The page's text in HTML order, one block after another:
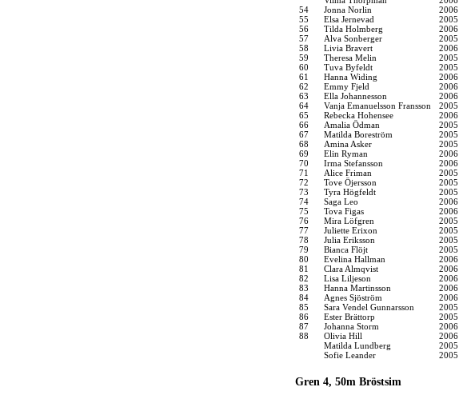
54
Jonna Norlin 2006
55
Elsa Jernevad 2005
56
Tilda Holmberg 2006
57
Alva Sonberger 2005
58
Livia Bravert 2006
59
Theresa Melin 2005
60
Tuva Byfeldt 2005
61
Hanna Widing 2006
62
Emmy Fjeld 2006
63
Ella Johannesson 2006
64
Vanja Emanuelsson Fransson 2005
65
Rebecka Hohensee 2006
66
Amalia Ödman 2005
67
Matilda Boreström 2005
68
Amina Asker 2005
69
Elin Ryman 2006
70
Irma Stefansson 2006
71
Alice Friman 2005
72
Tove Öjersson 2005
73
Tyra Högfeldt 2005
74
Saga Leo 2006
75
Tova Figas 2006
76
Mira Löfgren 2005
77
Juliette Erixon 2005
78
Julia Eriksson 2005
79
Bianca Flöjt 2005
80
Evelina Hallman 2006
81
Clara Almqvist 2006
82
Lisa Liljeson 2006
83
Hanna Martinsson 2006
84
Agnes Sjöström 2006
85
Sara Vendel Gunnarsson 2005
86
Ester Brättorp 2005
87
Johanna Storm 2006
88
Olivia Hill 2006
Matilda Lundberg
2005
Sofie Leander
2005
Gren 4, 50m Bröstsim